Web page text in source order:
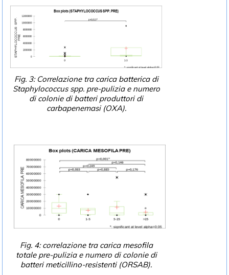
Fig. 3: Correlazione tra carica batterica di
Staphylococcus spp. pre-pulizia e numero
di colonie di batteri produttori di
carbapenemasi (OXA).
Fig. 4: correlazione tra carica mesofila
totale pre-pulizia e numero di colonie di
batteri meticillino-resistenti (ORSAB).